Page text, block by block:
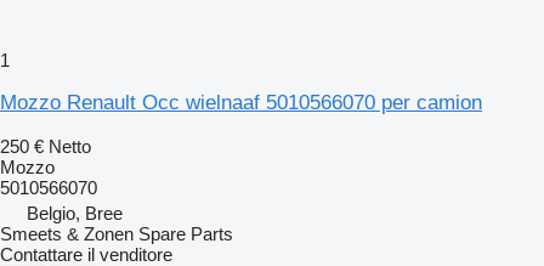
1
Mozzo Renault Occ wielnaaf 5010566070 per camion
250 € Netto
Mozzo
5010566070
Belgio, Bree
Smeets & Zonen Spare Parts
Contattare il venditore